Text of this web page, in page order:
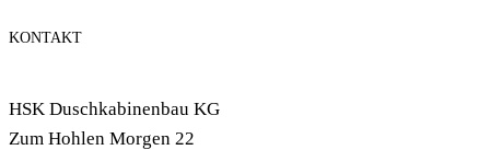
KONTAKT
HSK Duschkabinenbau KG
Zum Hohlen Morgen 22